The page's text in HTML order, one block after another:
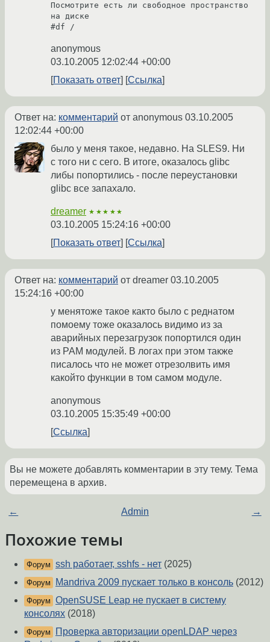
Посмотрите есть ли свободное пространство
на диске
anonymous
03.10.2005 12:02:44 +00:00
Показать ответ
Ссылка
Ответ на: комментарий от anonymous 03.10.2005
12:02:44 +00:00
было у меня такое, недавно. На SLES9. Ни
с того ни с сего. В итоге, оказалось glibc
либы попортились - после переустановки
glibc все запахало.
dreamer ★★★★★
03.10.2005 15:24:16 +00:00
Показать ответ
Ссылка
Ответ на: комментарий от dreamer 03.10.2005
15:24:16 +00:00
у менятоже такое както было с реднатом
помоему тоже оказалось видимо из за
аварийных перезагрузок попортился один
из PAM модулей. В логах при этом также
писалось что не может отрезолвить имя
какойто функции в том самом модуле.
anonymous
03.10.2005 15:35:49 +00:00
Ссылка
Вы не можете добавлять комментарии в эту тему. Тема
перемещена в архив.
← Admin →
Похожие темы
Форум ssh работает, sshfs - нет (2025)
Форум Mandriva 2009 пускает только в консоль (2012)
Форум OpenSUSE Leap не пускает в систему
консолях (2018)
Форум
Проверка авторизации openLDAP через